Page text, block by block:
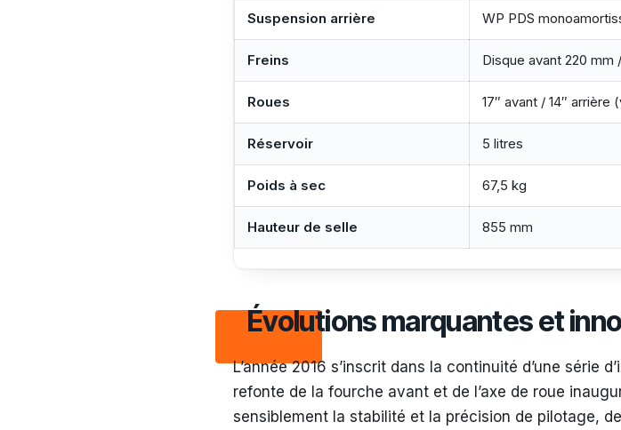
Suspension arrière WP PDS
Freins Disque avant 220 mm
Roues 17″ avant / 14″
Réservoir 5 litres
Poids à sec 67,5 kg
Hauteur de selle 855 mm
Évolutions marquantes et
L’année 2016 s’inscrit dans la continuité d’une série
refonte de la fourche avant et de l’axe de roue
sensiblement la stabilité et la précision de pilotage,